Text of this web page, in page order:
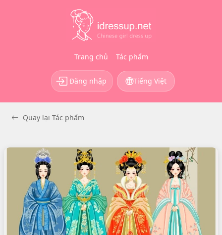
Trang chủ Tác phẩm
Đăng nhập Tiếng Việt
Quay lại Tác phẩm